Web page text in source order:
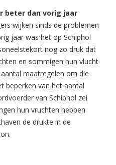
beter dan vorig jaar
wijken sinds de problemen
jaar was het op Schiphol
nog zo druk dat
en sommigen hun vlucht
maatregelen om die
beperken van het aantal
van Schiphol zei
hun vruchten hebben
de drukte in de